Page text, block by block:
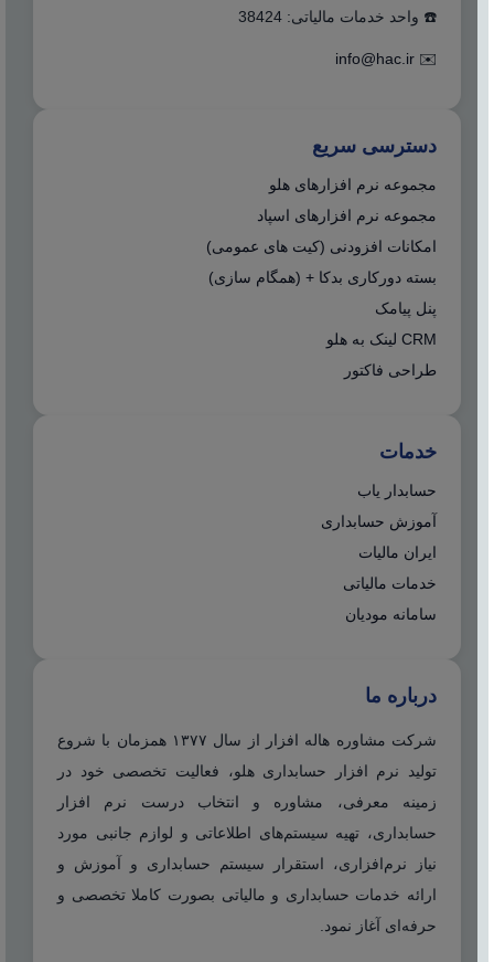
☎️ واحد خدمات مالیاتی: 38424
✉️
info@hac.ir
دسترسی سریع
مجموعه نرم افزارهای هلو
مجموعه نرم افزارهای اسپاد
امکانات افزودنی (کیت های عمومی)
بسته دورکاری بدکا + (همگام سازی)
پنل پیامک
CRM لینک به هلو
طراحی فاکتور
خدمات
حسابدار یاب
آموزش حسابداری
ایران مالیات
خدمات مالیاتی
سامانه مودیان
درباره ما
شرکت مشاوره هاله افزار از سال ۱۳۷۷ همزمان با شروع
تولید نرم افزار حسابداری هلو، فعالیت تخصصی خود در
زمینه معرفی، مشاوره و انتخاب درست نرم افزار
حسابداری، تهیه سیستم‌های اطلاعاتی و لوازم جانبی مورد
نیاز نرم‌افزاری، استقرار سیستم حسابداری و آموزش و
ارائه خدمات حسابداری و مالیاتی بصورت کاملا تخصصی و
حرفه‌ای آغاز نمود.